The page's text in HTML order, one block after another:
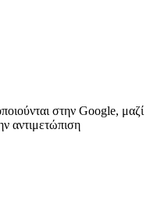
στην Google, μαζί
αντιμετώπιση